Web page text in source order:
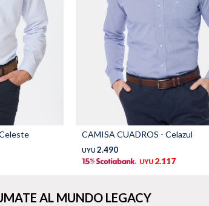
CAMISA CUADROS - Celazul
UYU 2.490
UYU 2.117
AL MUNDO LEGACY